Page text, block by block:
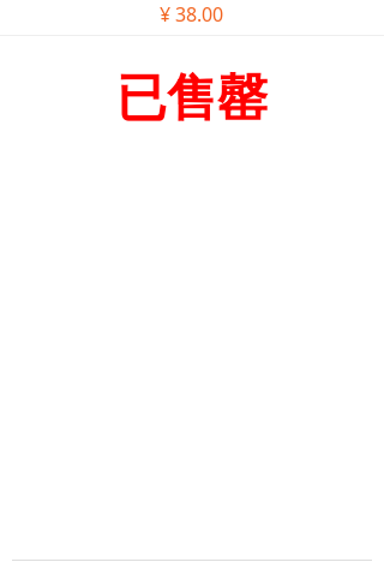
已售罄
¥ 38.00